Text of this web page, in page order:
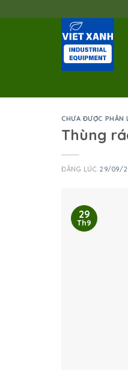
to
CHƯA ĐƯỢC PHÂN
Thùng
ĐĂNG LÚC 29/09/
29
Th9